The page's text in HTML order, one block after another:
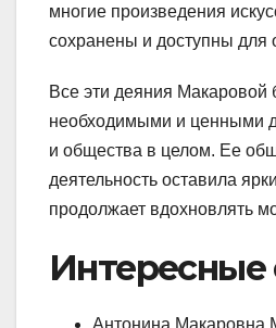
многие произведения
сохранены и доступны для
Все эти деяния Макаровой
необходимыми и ценными
и общества в целом. Ее
деятельность оставила
продолжает вдохновлять
Антонина Макаровна